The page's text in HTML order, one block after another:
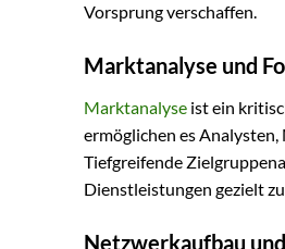
Vorsprung verschaffen.
Marktanalyse und
Marktanalyse ist ein
ermöglichen es
Tiefgreifende
Dienstleistungen gezielt
Netzwerkaufbau